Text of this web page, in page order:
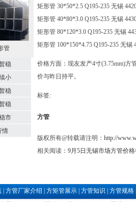
管
稳
小
稳
稳
市
情
矩形管 30*50*2.5 Q195-235 无锡
矩形管 40*80*3.0 Q195-235 无锡
矩形管 80*120*3.0 Q195-235 无锡
矩形管 100*150*4.75 Q195-235 无锡
价格方面：现友发产4寸(3.75mm)方
价与昨日持平。
标签:
方管
版权所有@转载请注明： http://
相关阅读： 9月5日无锡市场方管价
| 方管厂家介绍 方矩管展示| 方管知识 方管规格